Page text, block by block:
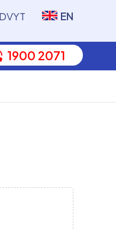
EN
1900 2071